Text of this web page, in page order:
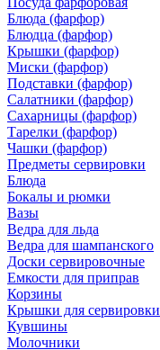
Блюда (фарфор)
Блюдца (фарфор)
Крышки (фарфор)
Миски (фарфор)
Подставки (фарфор)
Салатники (фарфор)
Сахарницы (фарфор)
Тарелки (фарфор)
Чашки (фарфор)
Предметы сервировки
Блюда
Бокалы и рюмки
Вазы
Ведра для льда
Ведра для шампанского
Доски сервировочные
Емкости для приправ
Корзины
Крышки для сервировки
Кувшины
Молочники